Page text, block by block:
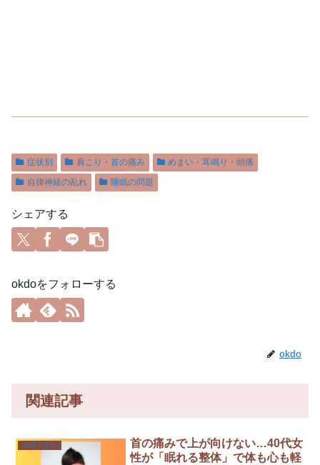
症状別 肩こり・首の痛み
めまい・耳鳴り・頭痛
自律神経の乱れ
睡眠の問題
シェアする
okdoをフォローする
okdo
関連記事
施術ブログ
首の痛みで上が向けない…40代女
性が「眠れる整体」で体も心も軽